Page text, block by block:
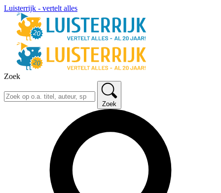
Luisterrijk - vertelt alles
Zoek
Zoek